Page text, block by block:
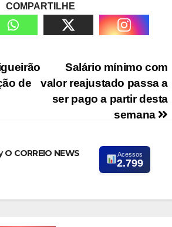
COMPARTILHE
de PostSalário mínimo com
valor reajustado passa a
ser pago a partir desta
semana
de
O CORREIO NEWS Acessos
2.799